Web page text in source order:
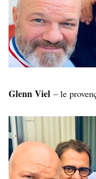
Glenn Viel – le